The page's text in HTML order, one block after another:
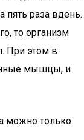
пять раза вдень.
то организм
При этом в
мышцы, и
можно только